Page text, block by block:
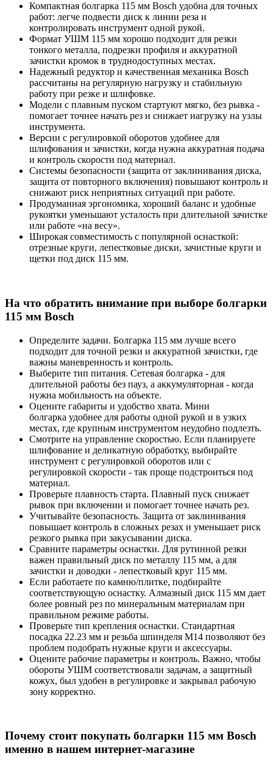
Компактная болгарка 115 мм Bosch удобна для точных
работ: легче подвести диск к линии реза и
контролировать инструмент одной рукой.
Формат УШМ 115 мм хорошо подходит для резки
тонкого металла, подрезки профиля и аккуратной
зачистки кромок в труднодоступных местах.
Надежный редуктор и качественная механика Bosch
рассчитаны на регулярную нагрузку и стабильную
работу при резке и шлифовке.
Модели с плавным пуском стартуют мягко, без рывка -
помогает точнее начать рез и снижает нагрузку на узлы
инструмента.
Версии с регулировкой оборотов удобнее для
шлифования и зачистки, когда нужна аккуратная подача
и контроль скорости под материал.
Системы безопасности (защита от заклинивания диска,
защита от повторного включения) повышают контроль и
снижают риск неприятных ситуаций при работе.
Продуманная эргономика, хороший баланс и удобные
рукоятки уменьшают усталость при длительной зачистке
или работе «на весу».
Широкая совместимость с популярной оснасткой:
отрезные круги, лепестковые диски, зачистные круги и
щетки под диск 115 мм.
На что обратить внимание при выборе болгарки
115 мм Bosch
Определите задачи. Болгарка 115 мм лучше всего
подходит для точной резки и аккуратной зачистки, где
важны маневренность и контроль.
Выберите тип питания. Сетевая болгарка - для
длительной работы без пауз, а аккумуляторная - когда
нужна мобильность на объекте.
Оцените габариты и удобство хвата. Мини
болгарка удобнее для работы одной рукой и в узких
местах, где крупным инструментом неудобно подлезть.
Смотрите на управление скоростью. Если планируете
шлифование и деликатную обработку, выбирайте
инструмент с регулировкой оборотов или с
регулировкой скорости - так проще подстроиться под
материал.
Проверьте плавность старта. Плавный пуск снижает
рывок при включении и помогает точнее начать рез.
Учитывайте безопасность. Защита от заклинивания
повышает контроль в сложных резах и уменьшает риск
резкого рывка при закусывании диска.
Сравните параметры оснастки. Для рутинной резки
важен правильный диск по металлу 115 мм, а для
зачистки и доводки - лепестковый круг 115 мм.
Если работаете по камню/плитке, подбирайте
соответствующую оснастку. Алмазный диск 115 мм дает
более ровный рез по минеральным материалам при
правильном режиме работы.
Проверьте тип крепления оснастки. Стандартная
посадка 22.23 мм и резьба шпинделя M14 позволяют без
проблем подобрать нужные круги и аксессуары.
Оцените рабочие параметры и контроль. Важно, чтобы
обороты УШМ соответствовали задачам, а защитный
кожух, был удобен в регулировке и закрывал рабочую
зону корректно.
Почему стоит покупать болгарки 115 мм Bosch
именно в нашем интернет-магазине